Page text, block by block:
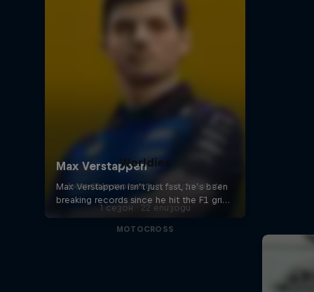
Worldies
Incredible moments in action sports
1 сезон · 22 епизоди
MOTOCROSS